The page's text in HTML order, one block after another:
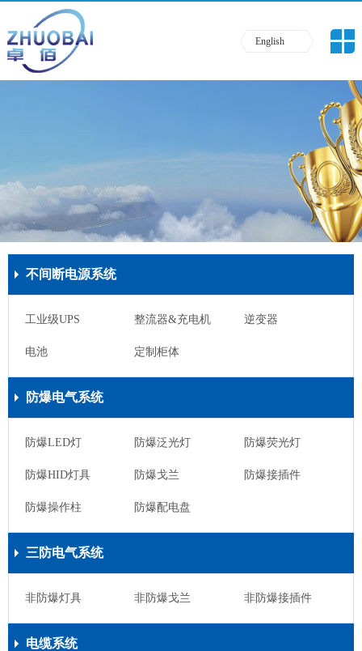
English
不间断电源系统
工业级UPS 整流器&充电机 逆变器
电池 定制柜体
防爆电气系统
防爆LED灯 防爆泛光灯 防爆荧光灯
防爆HID灯具 防爆戈兰 防爆接插件
防爆操作柱 防爆配电盘
三防电气系统
非防爆灯具 非防爆戈兰 非防爆接插件
电缆系统